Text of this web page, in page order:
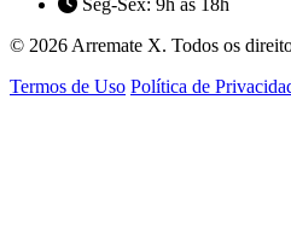
Seg-Sex: 9h às 18h
© 2026 Arremate X. Todos os
Termos de Uso Política de